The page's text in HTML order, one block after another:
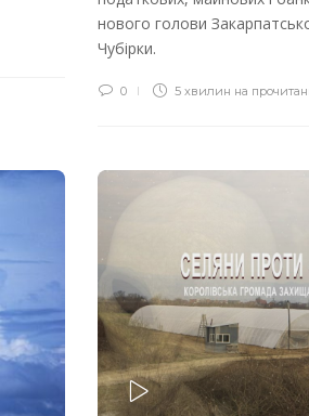
нового голови
Чубірки.
0 5 хвилин на